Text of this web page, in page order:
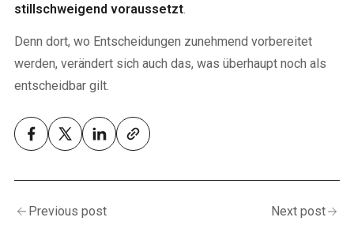
stillschweigend voraussetzt
Denn dort, wo Entscheidungen zunehmend vorbereitet
werden, verändert sich auch das, was überhaupt noch als
entscheidbar gilt.
Previous post Next post